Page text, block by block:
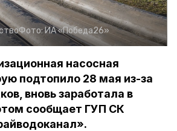
Фото:ИА «Победа26»
насосная
подтопило 28 мая из-за
вновь заработала в
сообщает ГУП СК